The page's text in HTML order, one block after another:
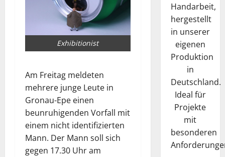
Exhibitionist
Am Freitag meldeten
mehrere junge Leute in
Gronau-Epe einen
beunruhigenden Vorfall mit
einem nicht identifizierten
Mann. Der Mann soll sich
gegen 17.30 Uhr am
Handarbeit,
hergestellt
in unserer
eigenen
Produktion
in
Deutschland.
Ideal für
Projekte
mit
besonderen